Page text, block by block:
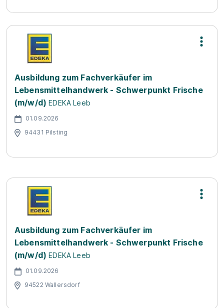
Ausbildung zum Fachverkäufer im
Lebensmittelhandwerk - Schwerpunkt Frische
(m/w/d) EDEKA Leeb
01.09.2026
94431 Pilsting
Ausbildung zum Fachverkäufer im
Lebensmittelhandwerk - Schwerpunkt Frische
(m/w/d) EDEKA Leeb
01.09.2026
94522 Wallersdorf